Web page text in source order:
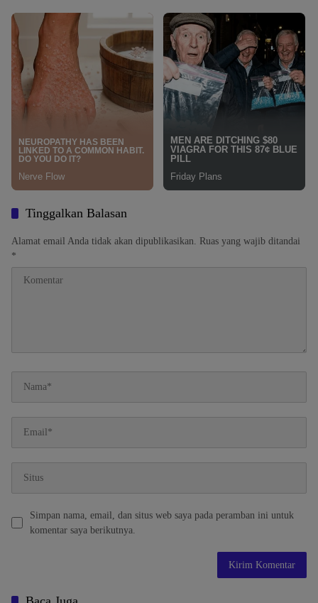
Tinggalkan Balasan
Alamat email Anda tidak akan dipublikasikan.
Ruas yang wajib ditandai
*
Simpan nama, email, dan situs web saya pada peramban ini untuk
komentar saya berikutnya.